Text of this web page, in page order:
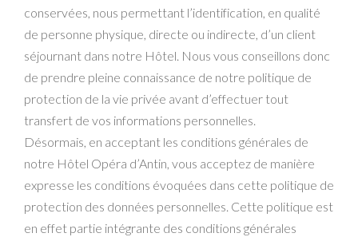
conservées, nous permettant l’identification, en qualité
de personne physique, directe ou indirecte, d’un client
séjournant dans notre Hôtel. Nous vous conseillons donc
de prendre pleine connaissance de notre politique de
protection de la vie privée avant d’effectuer tout
transfert de vos informations personnelles.
Désormais, en acceptant les conditions générales de
notre Hôtel Opéra d’Antin, vous acceptez de manière
expresse les conditions évoquées dans cette politique de
protection des données personnelles. Cette politique est
en effet partie intégrante des conditions générales